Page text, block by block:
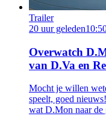
Trailer
20 uur geleden
Overwatch
van D.Va en
Mocht je willen
speelt, goed
wat D.Mon naar de